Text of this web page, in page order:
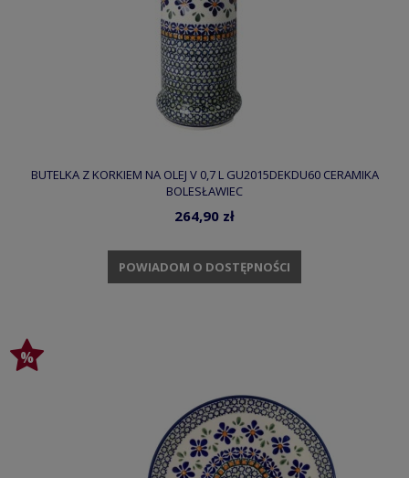
BUTELKA Z KORKIEM NA OLEJ V 0,7 L GU2015DEKDU60 CERAMIKA
BOLESŁAWIEC
264,90 zł
POWIADOM O DOSTĘPNOŚCI